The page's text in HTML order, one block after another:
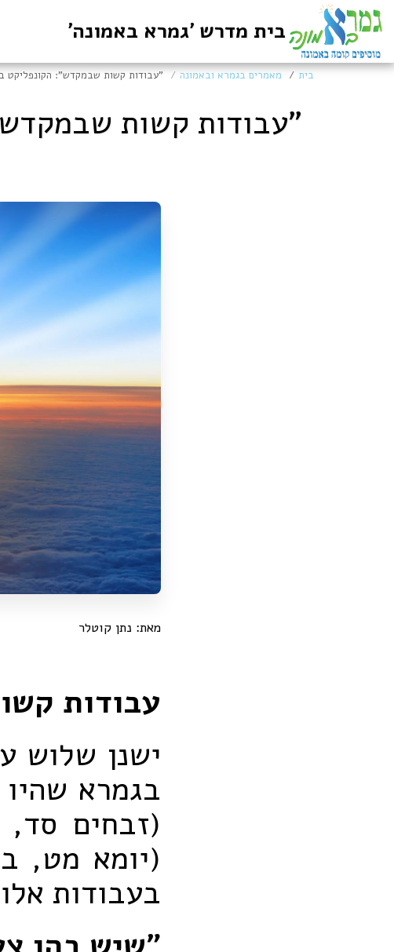
בית מדרש 'גמרא באמונה'
בית מאמרים בגמרא ובאמונה "עבודות קשות שבמקדש": הקונפליקט
"עבודות קשות
מאת: נתן קוטלר
עבודות
ישנן שלוש
בגמרא
(זבחים
(יומא מט,
בעבודות